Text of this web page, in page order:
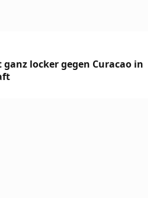
locker gegen Curacao in